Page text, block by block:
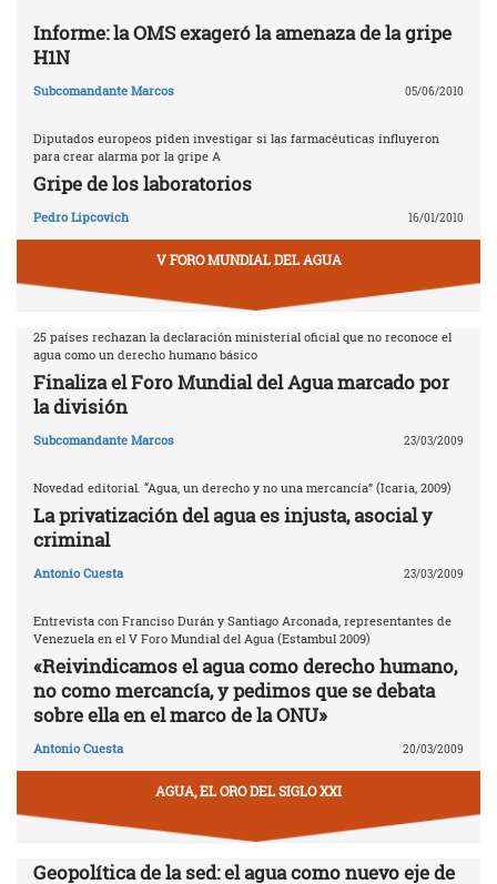
Informe: la OMS exageró la amenaza de la gripe
H1N
Subcomandante Marcos 05/06/2010
Diputados europeos piden investigar si las farmacéuticas influyeron
para crear alarma por la gripe A
Gripe de los laboratorios
Pedro Lipcovich 16/01/2010
V FORO MUNDIAL DEL AGUA
25 países rechazan la declaración ministerial oficial que no reconoce el
agua como un derecho humano básico
Finaliza el Foro Mundial del Agua marcado por
la división
Subcomandante Marcos 23/03/2009
Novedad editorial. “Agua, un derecho y no una mercancía” (Icaria, 2009)
La privatización del agua es injusta, asocial y
criminal
Antonio Cuesta 23/03/2009
Entrevista con Franciso Durán y Santiago Arconada, representantes de
Venezuela en el V Foro Mundial del Agua (Estambul 2009)
«Reivindicamos el agua como derecho humano,
no como mercancía, y pedimos que se debata
sobre ella en el marco de la ONU»
Antonio Cuesta 20/03/2009
AGUA, EL ORO DEL SIGLO XXI
Geopolítica de la sed: el agua como nuevo eje de